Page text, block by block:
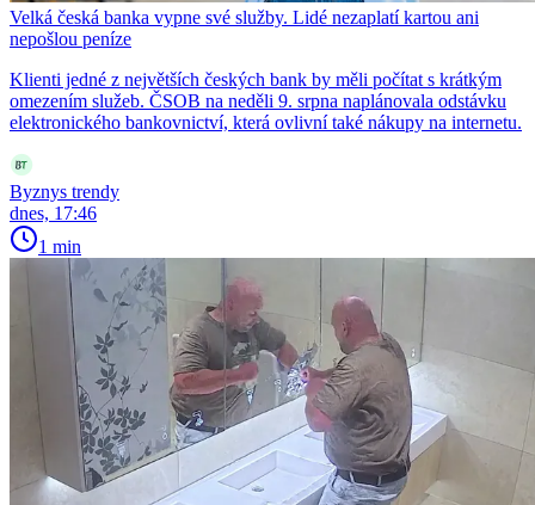
Velká česká banka vypne své služby. Lidé nezaplatí kartou ani
nepošlou peníze
Klienti jedné z největších českých bank by měli počítat s krátkým
omezením služeb. ČSOB na neděli 9. srpna naplánovala odstávku
elektronického bankovnictví, která ovlivní také nákupy na internetu.
Byznys trendy
dnes, 17:46
1 min